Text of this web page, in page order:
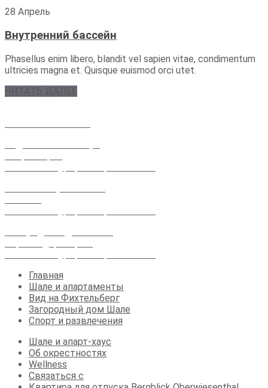
28 Апрель
Внутренний бассейн
Phasellus enim libero, blandit vel sapien vitae, condimentum
ultricies magna et. Quisque euismod orci utet.
ЧИТАТЬ ДАЛЕЕ
Главная
Шале и апартаменты
Вид на Фихтельберг
Загородный дом Шале
Спорт и развлечения
Шале и апарт-хаус
Об окрестностях
Wellness
Связаться с